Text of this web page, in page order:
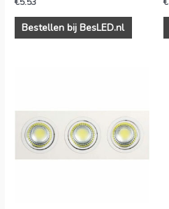
Bestellen bij BesLED.nl